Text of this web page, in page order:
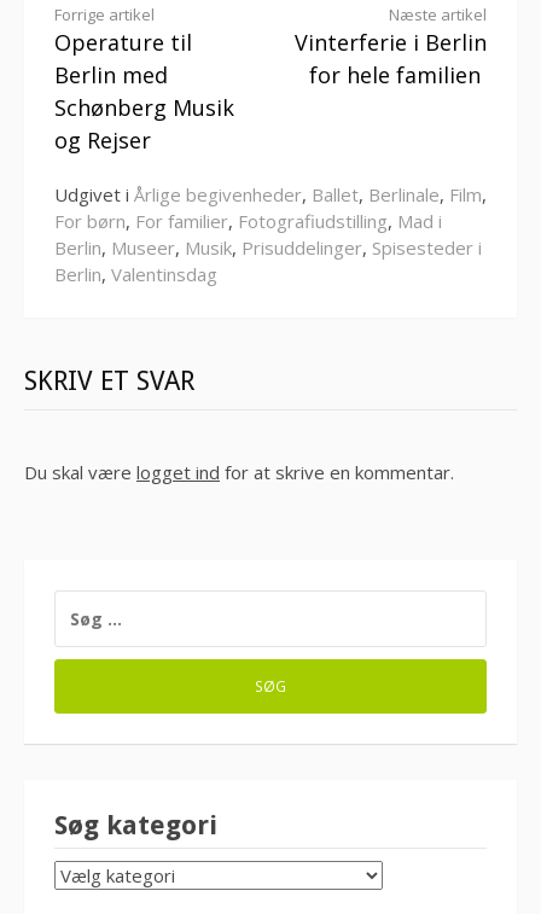
Læs
videre
Forrige artikel
Operature til
Berlin med
Schønberg Musik
og Rejser
Næste artikel
Vinterferie i Berlin
for hele familien
Udgivet i Årlige begivenheder, Ballet, Berlinale, Film,
For børn, For familier, Fotografiudstilling, Mad i
Berlin, Museer, Musik, Prisuddelinger, Spisesteder i
Berlin, Valentinsdag
SKRIV ET SVAR
Du skal være logget ind for at skrive en kommentar.
EFTER:
Søg kategori
SØG
KATEGORI